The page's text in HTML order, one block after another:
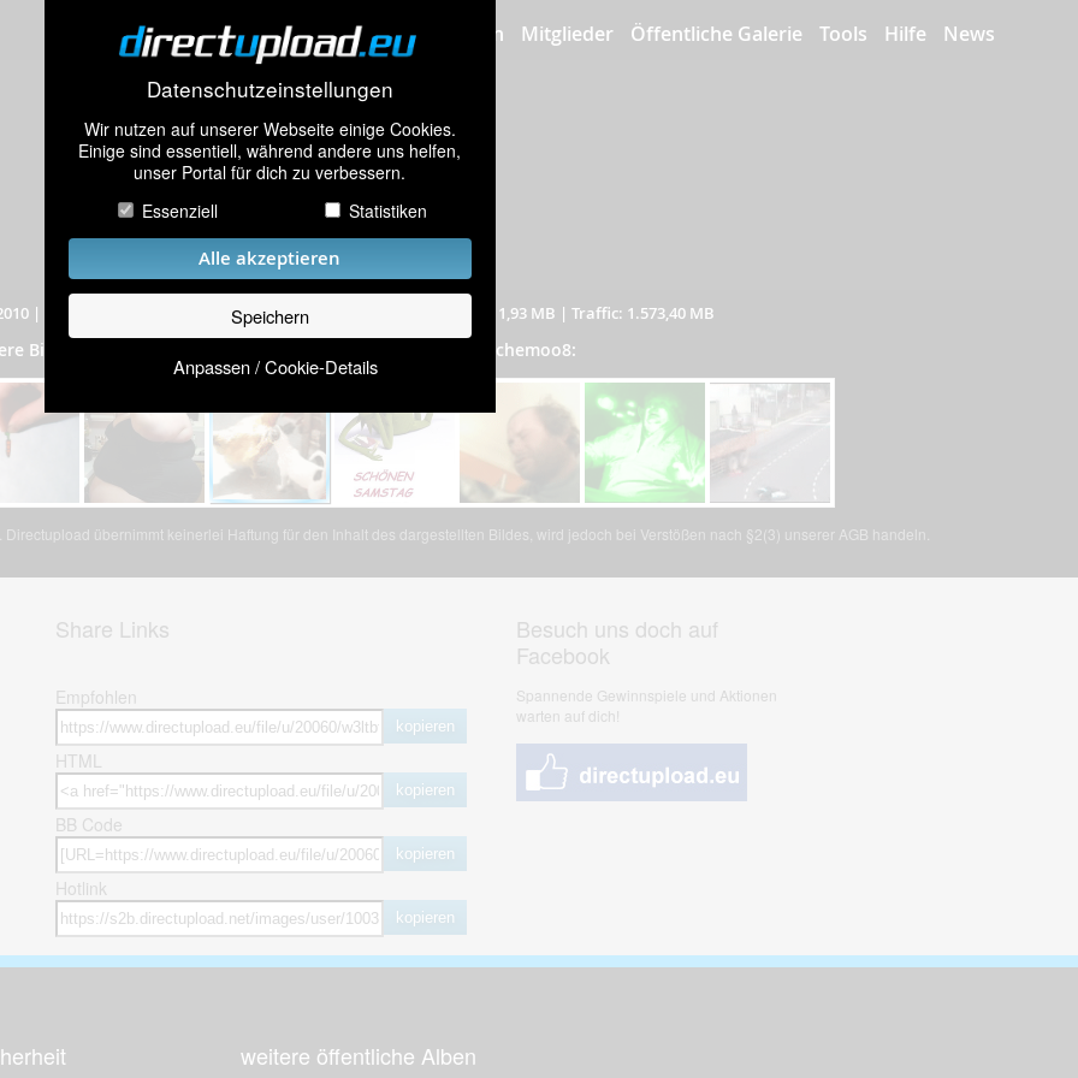
Datenschutzeinstellungen
Wir nutzen auf unserer Webseite einige Cookies.
Einige sind essentiell, während andere uns helfen,
unser Portal für dich zu verbessern.
Essenziell
Statistiken
Alle akzeptieren
Speichern
Anpassen / Cookie-Details
Bilder hochladen Mitglieder Öffentliche Galerie Tools Hilfe News
| Auflösung: 267x191 Pixel Dateigröße: 1,93 MB | Traffic: 1.573,40 MB
Bilder aus dem Album (722 Bilder) von chemoo8:
übernimmt keinerlei Haftung für den Inhalt des dargestellten Bildes, wird jedoch bei Verstößen nach §2(3) unserer AGB handeln.
Share Links
Empfohlen
kopieren
HTML
kopieren
BB Code
kopieren
Hotlink
kopieren
Besuch uns doch auf
Facebook
Spannende Gewinnspiele und Aktionen
warten auf dich!
weitere öffentliche Alben